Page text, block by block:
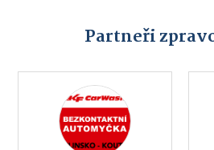
Partneři